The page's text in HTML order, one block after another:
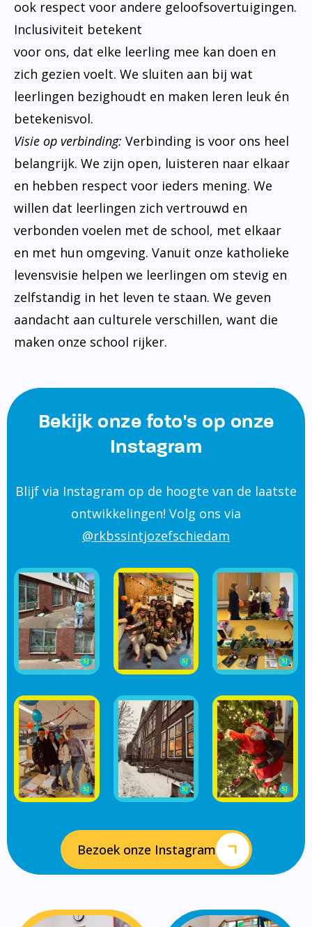
ook respect voor andere geloofsovertuigingen.
Inclusiviteit betekent
voor ons, dat elke leerling mee kan doen en
zich gezien voelt. We sluiten aan bij wat
leerlingen bezighoudt en maken leren leuk én
betekenisvol.
Visie op verbinding: Verbinding is voor ons heel
belangrijk. We zijn open, luisteren naar elkaar
en hebben respect voor ieders mening. We
willen dat leerlingen zich vertrouwd en
verbonden voelen met de school, met elkaar
en met hun omgeving. Vanuit onze katholieke
levensvisie helpen we leerlingen om stevig en
zelfstandig in het leven te staan. We geven
aandacht aan culturele verschillen, want die
maken onze school rijker.
Bekijk onze foto's op onze
Instagram
Blijf via Instagram op de hoogte van de laatste
ontwikkelingen! Volg ons via
@rkbssintjozefschiedam
Bezoek onze Instagram